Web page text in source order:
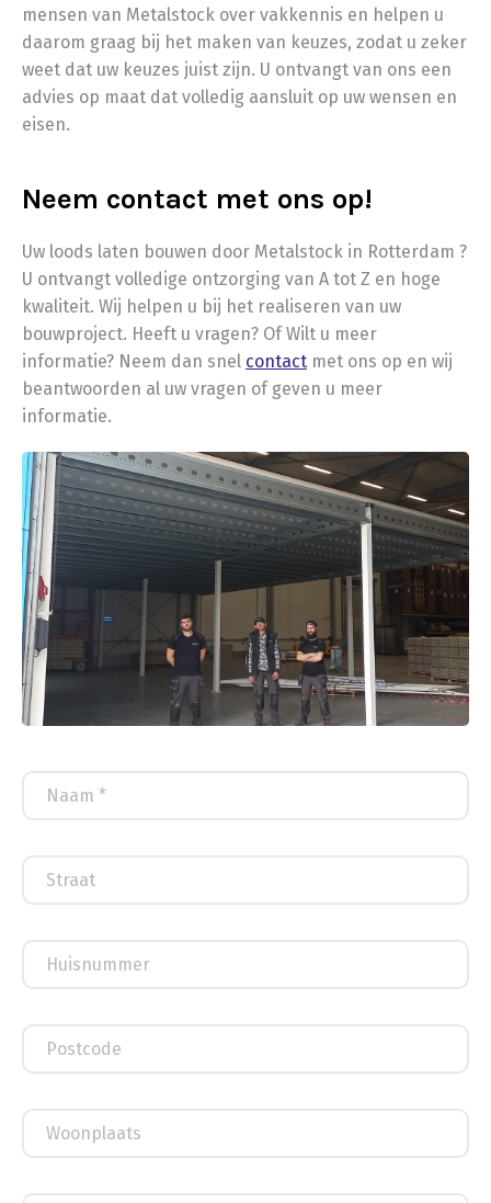
mensen van Metalstock over vakkennis en helpen u
daarom graag bij het maken van keuzes, zodat u zeker
weet dat uw keuzes juist zijn. U ontvangt van ons een
advies op maat dat volledig aansluit op uw wensen en
eisen.
Neem contact met ons op!
Uw loods laten bouwen door Metalstock in Rotterdam ?
U ontvangt volledige ontzorging van A tot Z en hoge
kwaliteit. Wij helpen u bij het realiseren van uw
bouwproject. Heeft u vragen? Of Wilt u meer
informatie? Neem dan snel contact met ons op en wij
beantwoorden al uw vragen of geven u meer
informatie.